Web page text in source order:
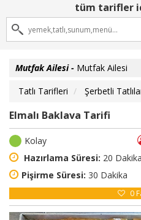
tüm tarifler
Mutfak Ailesi - Mutfak Ailesi
Tatlı Tarifleri
Şerbetli
Elmalı Baklava Tarifi
Kolay
Hazırlama Süresi: 20 Dakika
Pişirme Süresi: 30 Dakika
0